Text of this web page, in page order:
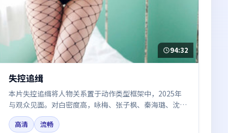
94:32
失控追缉
本片失控追缉将人物关系置于动作类型框架中，2025年
与观众见面。对白密度高，咏梅、张子枫、秦海璐、沈
腾、张译的台词节奏值得关注；整体气质偏泰国都市与冷
色调摄影。
高清
流畅